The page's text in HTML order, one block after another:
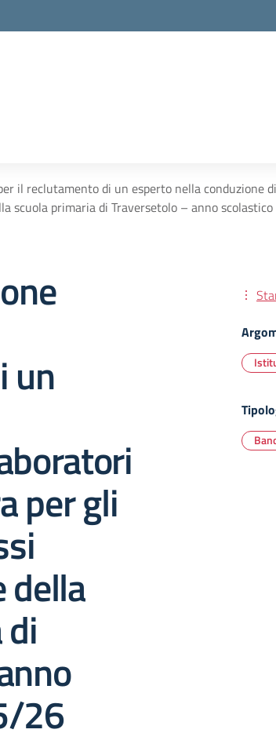
il reclutamento di un esperto nella
scuola primaria di Traversetolo – anno
un
per gli
della
26